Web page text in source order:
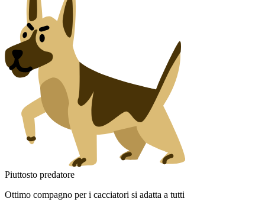
Piuttosto predatore
Ottimo compagno per i cacciatori si adatta a tutti